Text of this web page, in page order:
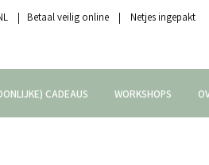
| Betaal veilig online | Netjes ingepakt
CADEAUS WORKSHOPS